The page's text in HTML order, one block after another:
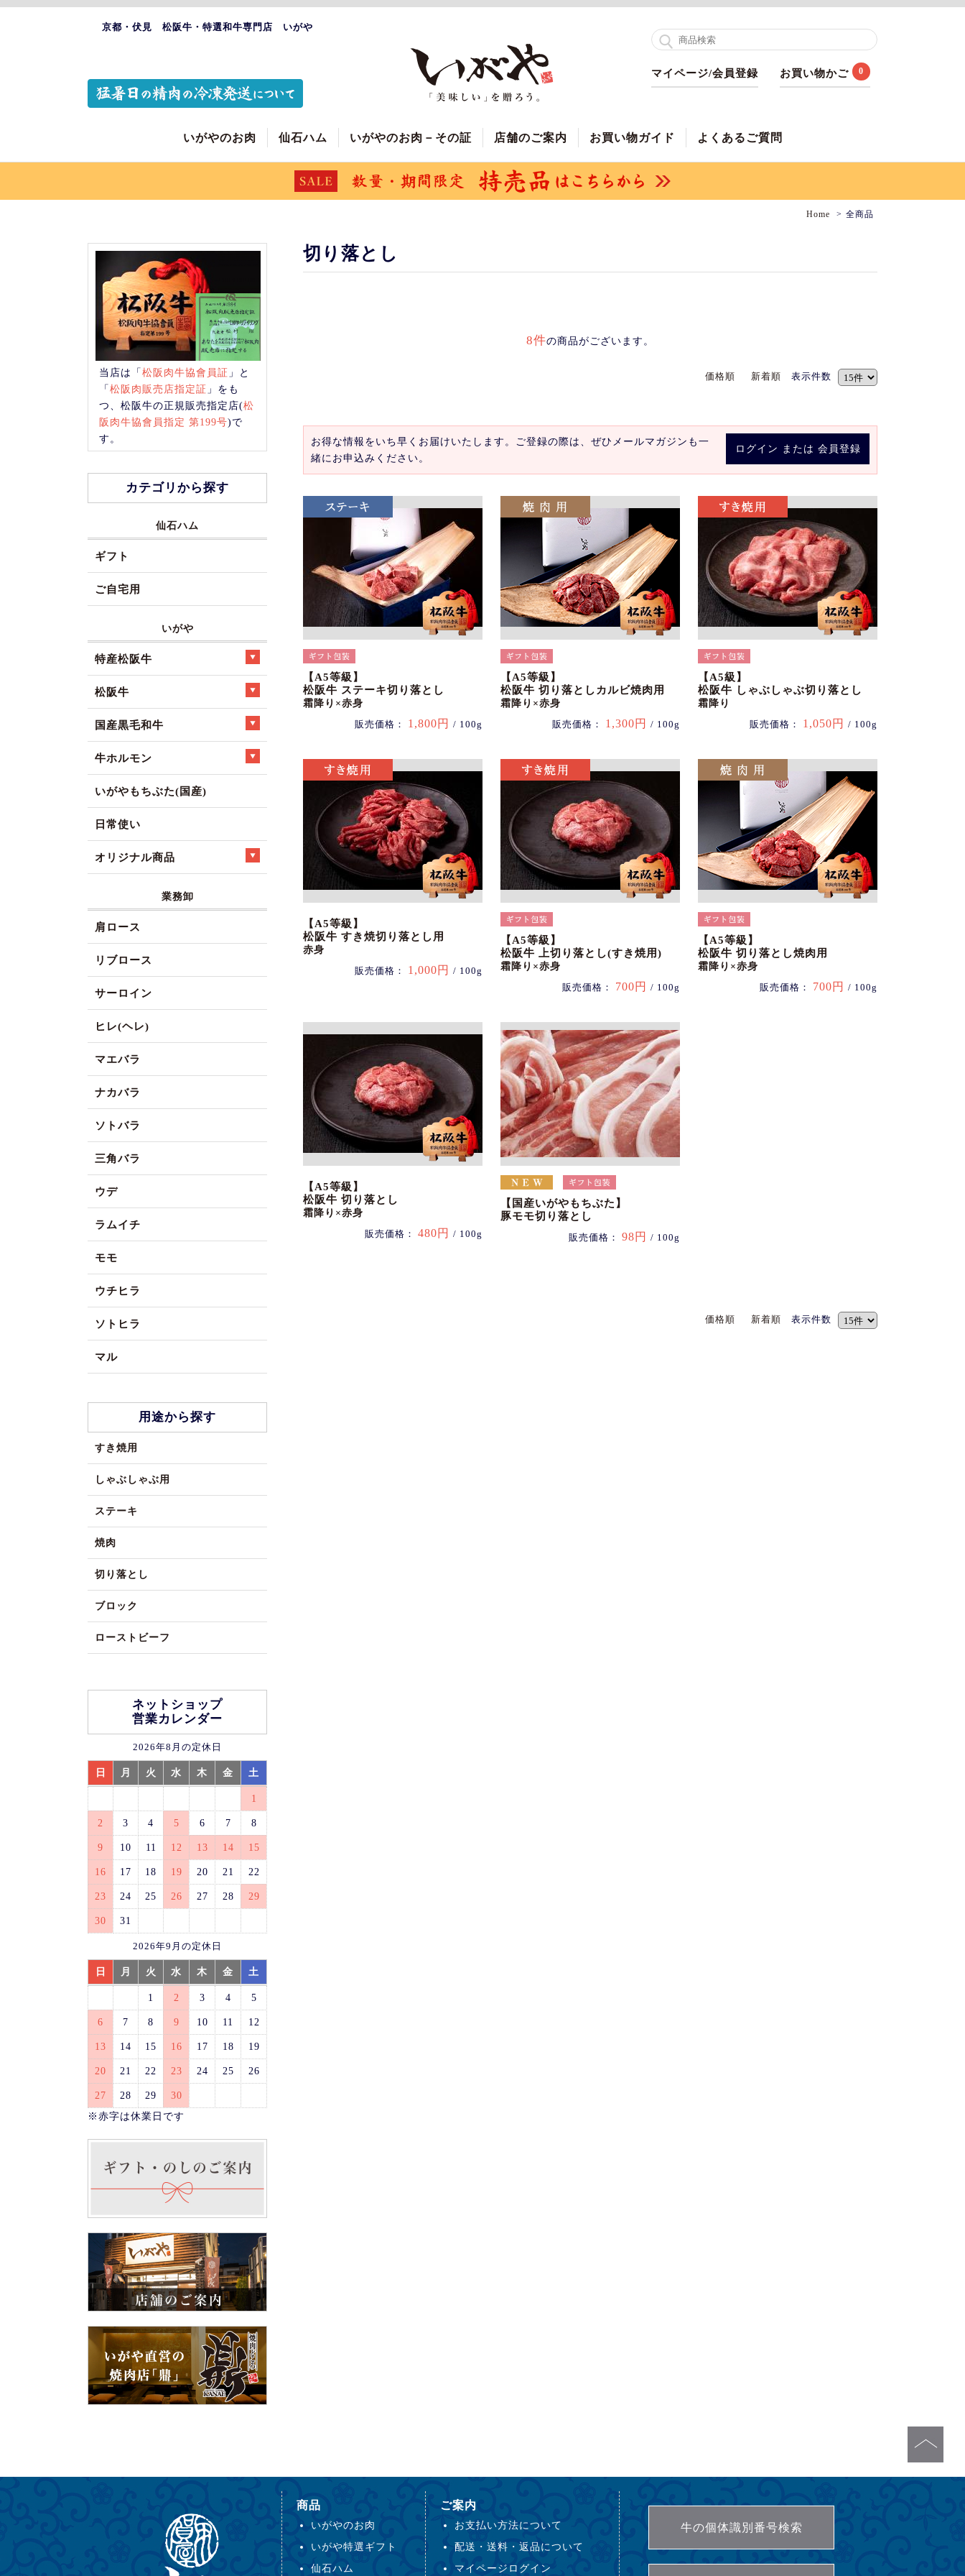
京都・伏見 松阪牛・特選和牛専門店 いがや
マイページ/会員登録 お買い物かご 0
いがやのお肉 仙石ハム いがやのお肉－その証 店舗のご案内 お買い物ガイド よくあるご質問
Home 全商品
切り落とし
8件の商品がございます。
価格順 新着順 表示件数
ログイン または 会員登録
お得な情報をいち早くお届けいたします。ご登録の際は、ぜひメールマガジンも一
緒にお申込みください。
【A5等級】
松阪牛 ステーキ切り落とし
霜降り×赤身
販売価格： 1,800円 / 100g
【A5等級】
松阪牛 切り落としカルビ焼肉用
霜降り×赤身
販売価格： 1,300円 / 100g
【A5級】
松阪牛 しゃぶしゃぶ切り落とし
霜降り
販売価格： 1,050円 / 100g
【A5等級】
松阪牛 すき焼切り落とし用
赤身
販売価格： 1,000円 / 100g
【A5等級】
松阪牛 上切り落とし(すき焼用)
霜降り×赤身
販売価格： 700円 / 100g
【A5等級】
松阪牛 切り落とし焼肉用
霜降り×赤身
販売価格： 700円 / 100g
【A5等級】
松阪牛 切り落とし
霜降り×赤身
販売価格： 480円 / 100g
【国産いがやもちぶた】
豚モモ切り落とし
販売価格： 98円 / 100g
価格順 新着順 表示件数
当店は「松阪肉牛協會員証 」と
「松阪肉販売店指定証 」をも
つ、松阪牛の正規販売指定店(松
阪肉牛協會員指定 第199号)で
す。
カテゴリから探す
仙石ハム
ギフト
ご自宅用
いがや
特産松阪牛
松阪牛
国産黒毛和牛
牛ホルモン
いがやもちぶた(国産)
日常使い
オリジナル商品
業務卸
肩ロース
リブロース
サーロイン
ヒレ(ヘレ)
マエバラ
ナカバラ
ソトバラ
三角バラ
ウデ
ラムイチ
モモ
ウチヒラ
ソトヒラ
マル
用途から探す
すき焼用
しゃぶしゃぶ用
ステーキ
焼肉
切り落とし
ブロック
ローストビーフ
ネットショップ
営業カレンダー
2026年8月の定休日
日 月 火 水 木 金 土
1
2 3 4 5 6 7 8
9 10 11 12 13 14 15
16 17 18 19 20 21 22
23 24 25 26 27 28 29
30 31
2026年9月の定休日
日 月 火 水 木 金 土
1 2 3 4 5
6 7 8 9 10 11 12
13 14 15 16 17 18 19
20 21 22 23 24 25 26
27 28 29
30
※赤字は休業日です
商品
いがやのお肉
いがや特選ギフト
仙石ハム
ご案内
お支払い方法について
配送・送料・返品について
マイページログイン
牛の個体識別番号検索